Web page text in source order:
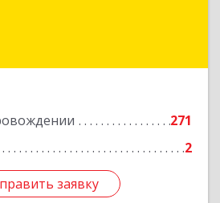
271
2
заявку
заявку